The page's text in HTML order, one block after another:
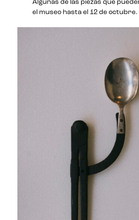
Algunas de las piezas que
el museo hasta el 12 de octubre.